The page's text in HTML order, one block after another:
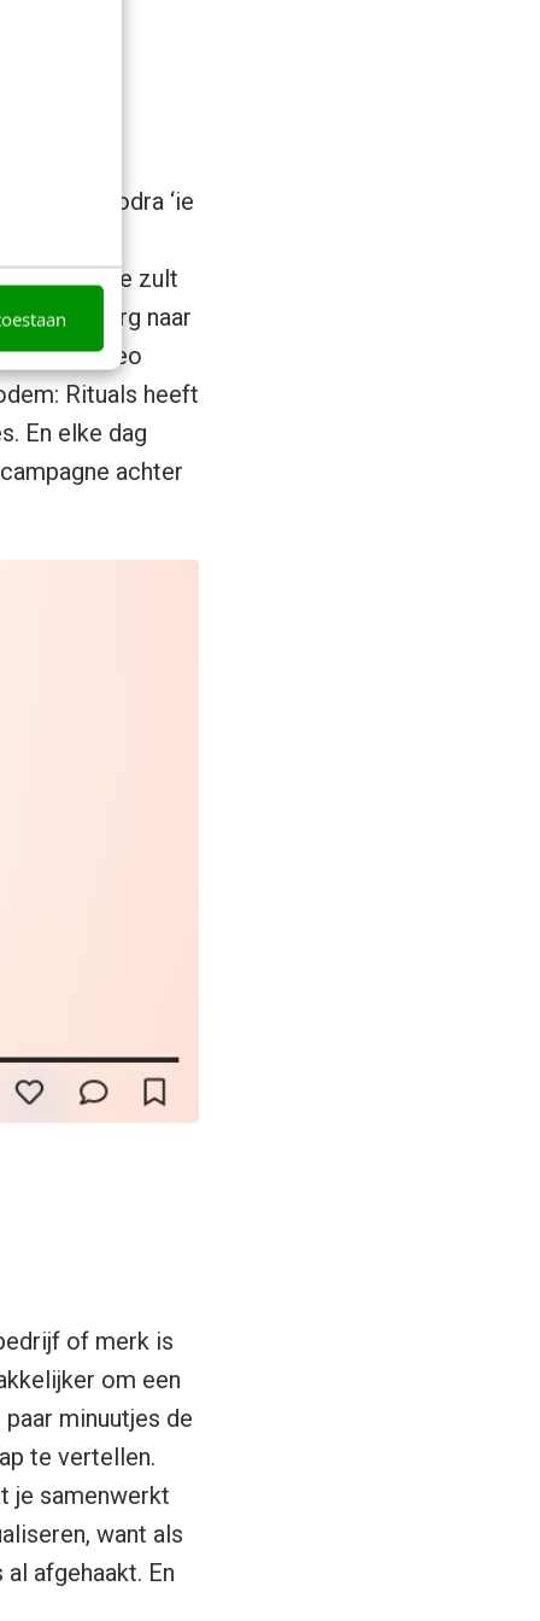
op tv. Zodra ‘ie
– en je zult
heel erg naar
je video
Rituals heeft
En elke dag
achter
of merk is
om een
minuutjes de
te vertellen.
je samenwerkt
want als
afgehaakt. En